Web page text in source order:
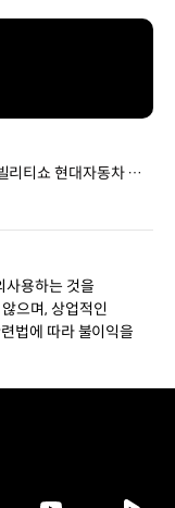
리티쇼 현대자동차 전
사용하는 것을
으며, 상업적인
법에 따라 불이익을